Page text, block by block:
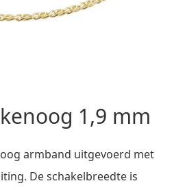
1,9 mm
armband uitgevoerd met
De schakelbreedte is